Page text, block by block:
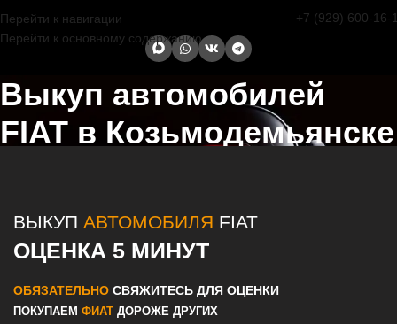
Перейти к навигации
Перейти к основному содержанию
+7 (929) 600-16-
Выкуп автомобилей
FIAT в Козьмодемьянске
ВЫКУП АВТОМОБИЛЯ FIAT
ОЦЕНКА 5 МИНУТ
ОБЯЗАТЕЛЬНО СВЯЖИТЕСЬ ДЛЯ ОЦЕНКИ
ПОКУПАЕМ ФИАТ ДОРОЖЕ ДРУГИХ